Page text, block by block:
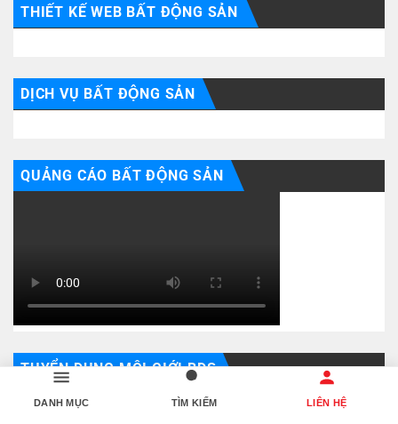
THIẾT KẾ WEB BẤT ĐỘNG SẢN
DỊCH VỤ BẤT ĐỘNG SẢN
QUẢNG CÁO BẤT ĐỘNG SẢN
TUYỂN DỤNG MÔI GIỚI BDS
DANH MỤC TÌM KIẾM LIÊN HỆ